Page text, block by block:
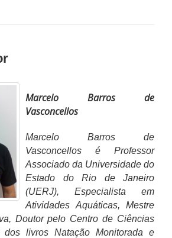
Marcelo Barros de
Vasconcellos
Marcelo Barros de
Vasconcellos é Professor
Associado da Universidade do
Estado do Rio de Janeiro
(UERJ), Especialista em
Atividades Aquáticas, Mestre
Doutor pelo Centro de Ciências
livros Natação Monitorada e